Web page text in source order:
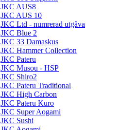
JKC AUS8
JKC AUS 10
JKC Ltd - numrerad utgåva
JKC Blue 2
JKC 33 Damaskus
JKC Hammer Collection
JKC Pateru
JKC Musou - HSP
JKC Shiro2
JKC Pateru Traditional
JKC High Carbon
JKC Pateru Kuro
JKC Super Aogami
JKC Sushi